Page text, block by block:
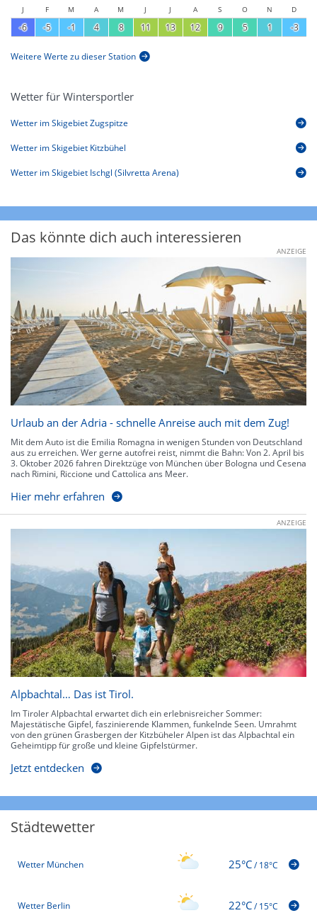
J F M A M J J A S O N D
-6 -5 -1 4 8 11 13 12 9 5 1 -3
Weitere Werte zu dieser Station
Wetter für Wintersportler
Wetter im Skigebiet Zugspitze
Wetter im Skigebiet Kitzbühel
Wetter im Skigebiet Ischgl (Silvretta Arena)
Das könnte dich auch interessieren
ANZEIGE
Urlaub an der Adria - schnelle Anreise auch mit dem Zug!
Mit dem Auto ist die Emilia Romagna in wenigen Stunden von Deutschland
aus zu erreichen. Wer gerne autofrei reist, nimmt die Bahn: Von 2. April bis
3. Oktober 2026 fahren Direktzüge von München über Bologna und Cesena
nach Rimini, Riccione und Cattolica ans Meer.
Hier mehr erfahren
ANZEIGE
Alpbachtal… Das ist Tirol.
Im Tiroler Alpbachtal erwartet dich ein erlebnisreicher Sommer:
Majestätische Gipfel, faszinierende Klammen, funkelnde Seen. Umrahmt
von den grünen Grasbergen der Kitzbüheler Alpen ist das Alpbachtal ein
Geheimtipp für große und kleine Gipfelstürmer.
Jetzt entdecken
Städtewetter
Wetter München 25°C/18°C
Wetter Berlin 22°C/15°C